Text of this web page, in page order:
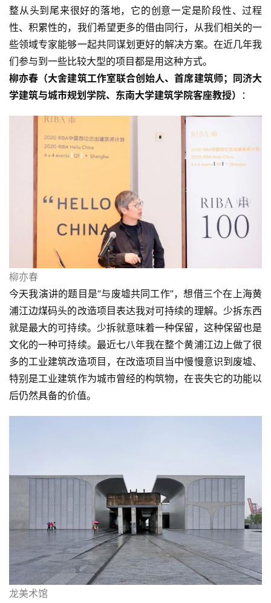
整从头到尾来很好的落地，它的创意一定是阶段性、过程
性、积累性的，我们希望更多的借由同行，从我们相关的一
些领域专家能够一起共同谋划更好的解决方案。在近几年我
们参与到一些比较大型的项目都是用这种方式。
柳亦春（大舍建筑工作室联合创始人、首席建筑师；同济大
学建筑与城市规划学院、东南大学建筑学院客座教授）
：
柳亦春
今天我演讲的题目是“与废墟共同工作”，想借三个在上海黄
浦江边煤码头的改造项目表达我对可持续的理解。少拆东西
就是最大的可持续。少拆就意味着一种保留，这种保留也是
文化的一种可持续。最近七八年我在整个黄浦江边上做了很
多的工业建筑改造项目，在改造项目当中慢慢意识到废墟、
特别是工业建筑作为城市曾经的构筑物，在丧失它的功能以
后仍然具备的价值。
龙美术馆